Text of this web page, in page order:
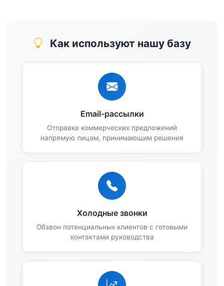
Как используют нашу базу
Email-рассылки
Отправка коммерческих предложений
напрямую лицам, принимающим решения
Холодные звонки
Обзвон потенциальных клиентов с готовыми
контактами руководства